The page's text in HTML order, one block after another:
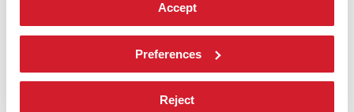
Accept
Preferences
Reject
Il catalogo è composto da due volumi: Esposizione Internazionale
(I), Partecipazioni Nazionali, Progetto Speciale ed Eventi Collaterali
Leggi di più e acquista.
Biennale Channel